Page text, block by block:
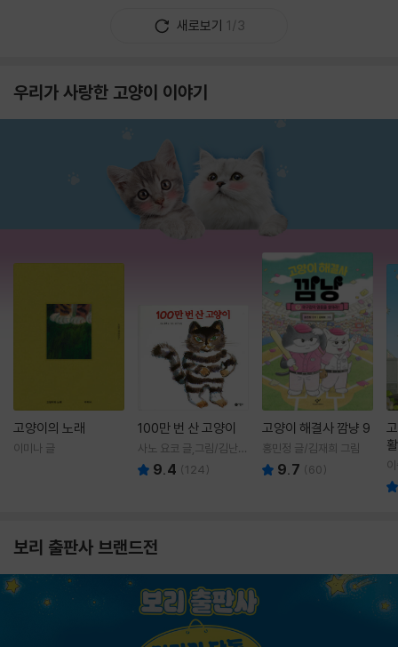
새로보기 1/3
우리가 사랑한 고양이 이야기
고양이의 노래
이미나 글
100만 번 산 고양이
사노 요코 글,그림/김난주
역 9.4 (124)
고양이 해결사 깜냥 9
홍민정 글/김재희 그림
9.7 (60)
보리 출판사 브랜드전